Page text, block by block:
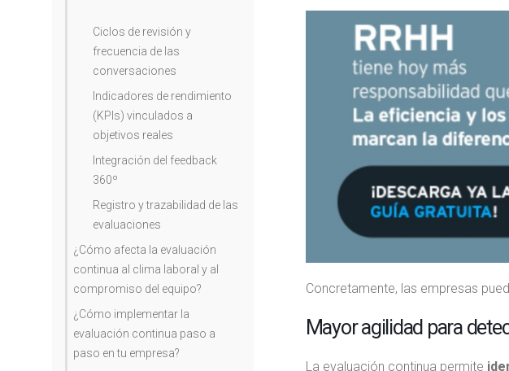
Ciclos de revisión y
frecuencia de las
conversaciones
Indicadores de rendimiento
(KPIs) vinculados a
objetivos reales
Integración del feedback
360º
Registro y trazabilidad de las
evaluaciones
¿Cómo afecta la evaluación
continua al clima laboral y al
compromiso del equipo?
¿Cómo implementar la
evaluación continua paso a
paso en tu empresa?
Concretamente, las empresas
Mayor agilidad para
La evaluación continua permite